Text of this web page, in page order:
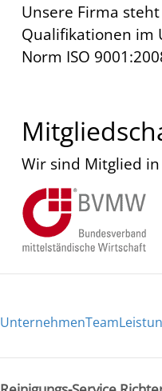
Unsere Firma
Qualifikationen im
Norm ISO
Wir sind Mitglied
UnternehmenTeam